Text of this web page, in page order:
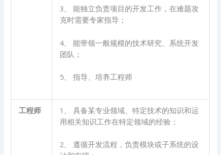
3、 能独立负责项目的开发工作，在难题攻
克时需要专家指导；
4、 能带领一般规模的技术研究、系统开发
团队；
5、 指导、培养工程师
工程师
1、 具备某专业领域、特定技术的知识和运
用相关知识工作在特定领域的经验；
2、 遵循开发流程，负责模块或子系统的设